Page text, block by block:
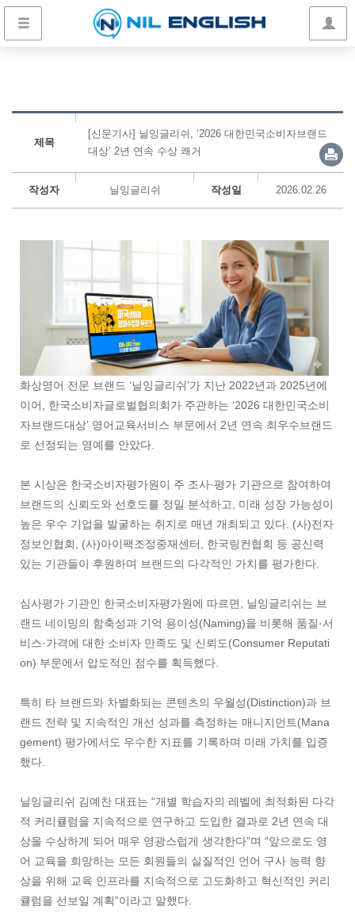
제목
[신문기사] 닐잉글리쉬, ‘2026 대한민국소비자브랜드
대상’ 2년 연속 수상 쾌거
작성자 닐잉글리쉬 작성일 2026.02.26
화상영어 전문 브랜드 ‘닐잉글리쉬’가 지난 2022년과 2025년에
이어, 한국소비자글로벌협의회가 주관하는 ‘2026 대한민국소비
자브랜드대상’ 영어교육서비스 부문에서 2년 연속 최우수브랜드
로 선정되는 영예를 안았다.
본 시상은 한국소비자평가원이 주 조사·평가 기관으로 참여하여
브랜드의 신뢰도와 선호도를 정밀 분석하고, 미래 성장 가능성이
높은 우수 기업을 발굴하는 취지로 매년 개최되고 있다. (사)전자
정보인협회, (사)아이팩조정중재센터, 한국링컨협회 등 공신력
있는 기관들이 후원하며 브랜드의 다각적인 가치를 평가한다.
심사평가 기관인 한국소비자평가원에 따르면, 닐잉글리쉬는 브
랜드 네이밍의 함축성과 기억 용이성(Naming)을 비롯해 품질·서
비스·가격에 대한 소비자 만족도 및 신뢰도(Consumer Reputati
on) 부문에서 압도적인 점수를 획득했다.
특히 타 브랜드와 차별화되는 콘텐츠의 우월성(Distinction)과 브
랜드 전략 및 지속적인 개선 성과를 측정하는 매니지먼트(Mana
gement) 평가에서도 우수한 지표를 기록하며 미래 가치를 입증
했다.
닐잉글리쉬 김예찬 대표는 “개별 학습자의 레벨에 최적화된 다각
적 커리큘럼을 지속적으로 연구하고 도입한 결과로 2년 연속 대
상을 수상하게 되어 매우 영광스럽게 생각한다”며 “앞으로도 영
어 교육을 희망하는 모든 회원들의 실질적인 언어 구사 능력 향
상을 위해 교육 인프라를 지속적으로 고도화하고 혁신적인 커리
큘럼을 선보일 계획”이라고 말했다.